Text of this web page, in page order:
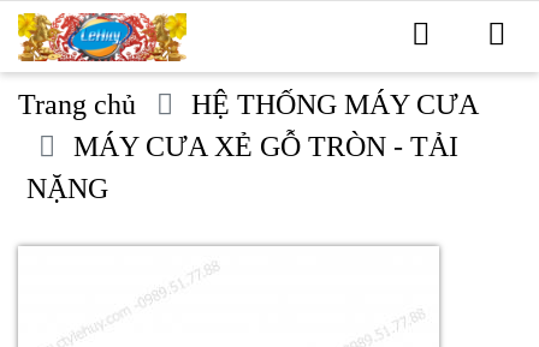
Trang chủ
HỆ THỐNG MÁY CƯA
MÁY CƯA XẺ GỖ TRÒN - TẢI
NẶNG